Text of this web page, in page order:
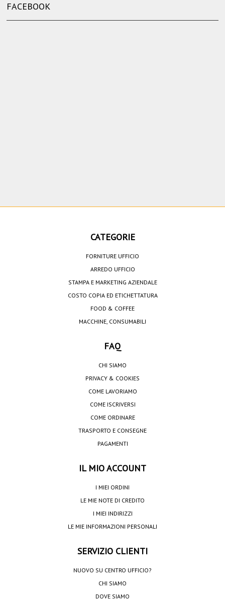
FACEBOOK
CATEGORIE
FORNITURE UFFICIO
ARREDO UFFICIO
STAMPA E MARKETING AZIENDALE
COSTO COPIA ED ETICHETTATURA
FOOD & COFFEE
MACCHINE, CONSUMABILI
FAQ
CHI SIAMO
PRIVACY & COOKIES
COME LAVORIAMO
COME ISCRIVERSI
COME ORDINARE
TRASPORTO E CONSEGNE
PAGAMENTI
IL MIO ACCOUNT
I MIEI ORDINI
LE MIE NOTE DI CREDITO
I MIEI INDIRIZZI
LE MIE INFORMAZIONI PERSONALI
SERVIZIO CLIENTI
NUOVO SU CENTRO UFFICIO?
CHI SIAMO
DOVE SIAMO